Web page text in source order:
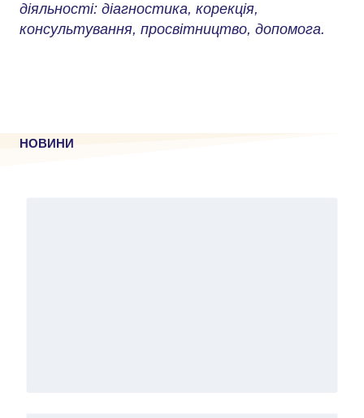
діяльності: діагностика, корекція,
консультування, просвітництво, допомога.
НОВИНИ